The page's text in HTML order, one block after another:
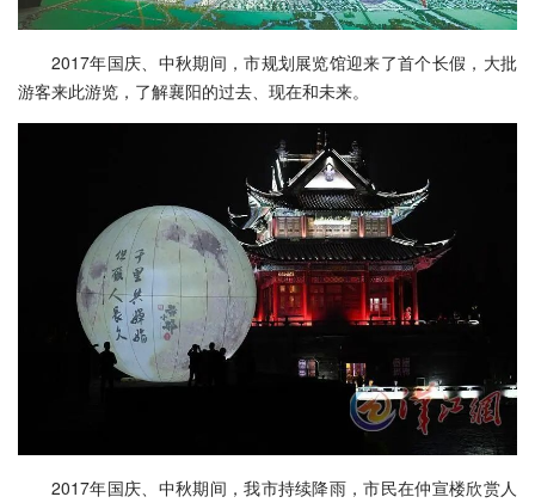
2017年国庆、中秋期间，市规划展览馆迎来了首个长假，大批
游客来此游览，了解襄阳的过去、现在和未来。
2017年国庆、中秋期间，我市持续降雨，市民在仲宣楼欣赏人